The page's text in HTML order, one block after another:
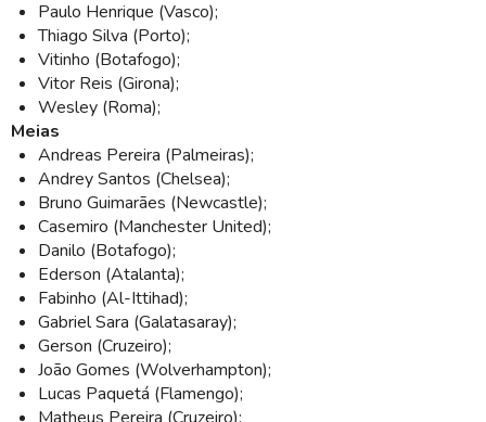
Paulo Henrique (Vasco);
Thiago Silva (Porto);
Vitinho (Botafogo);
Vitor Reis (Girona);
Wesley (Roma);
Meias
Andreas Pereira (Palmeiras);
Andrey Santos (Chelsea);
Bruno Guimarães (Newcastle);
Casemiro (Manchester United);
Danilo (Botafogo);
Ederson (Atalanta);
Fabinho (Al-Ittihad);
Gabriel Sara (Galatasaray);
Gerson (Cruzeiro);
João Gomes (Wolverhampton);
Lucas Paquetá (Flamengo);